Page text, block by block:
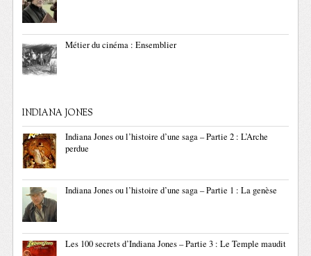
Métier du cinéma : Ensemblier
INDIANA JONES
Indiana Jones ou l’histoire d’une saga – Partie 2 : L’Arche
perdue
Indiana Jones ou l’histoire d’une saga – Partie 1 : La genèse
Les 100 secrets d’Indiana Jones – Partie 3 : Le Temple maudit